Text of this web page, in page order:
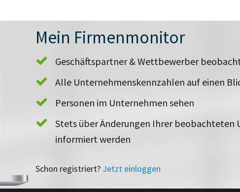
Mein Firmenmonitor
Geschäftspartner & Wettbewerber
Alle Unternehmenskennzahlen auf einen
Personen im Unternehmen sehen
Stets über Änderungen Ihrer beobachteten
informiert werden
Schon registriert? Jetzt einloggen